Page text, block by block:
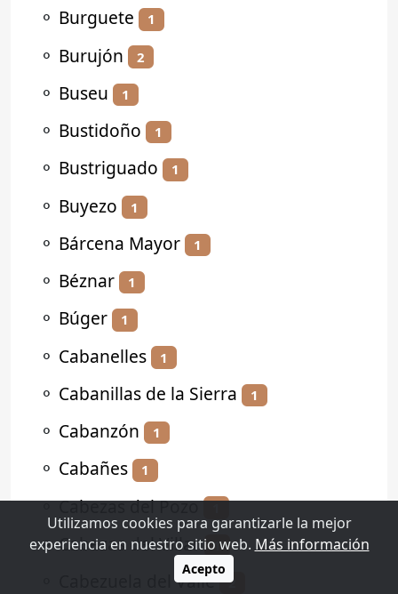
⚬ Burguete 1
⚬ Burujón 2
⚬ Buseu 1
⚬ Bustidoño 1
⚬ Bustriguado 1
⚬ Buyezo 1
⚬ Bárcena Mayor 1
⚬ Béznar 1
⚬ Búger 1
⚬ Cabanelles 1
⚬ Cabanillas de la Sierra 1
⚬ Cabanzón 1
⚬ Cabañes 1
⚬Cabezas del Pozo
⚬Cabezas del Villar 1
Cabezuela del Valle 2
Utilizamos cookies para garantizarle la mejor
experiencia en nuestro sitio web. Más información
Acepto